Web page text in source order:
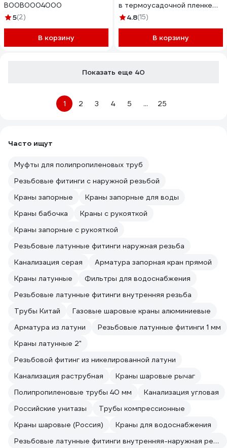
В00В0004000
5(2)
В корзину
в термоусадочной пленке
T828-22-MR
4.8(15)
В корзину
Показать еще 40
1 2 3 4 5 ... 25
Часто ищут
Муфты для полипропиленовых труб
Резьбовые фитинги с наружной резьбой
Краны запорные
Краны запорные для воды
Краны бабочка
Краны с рукояткой
Краны запорные с рукояткой
Резьбовые латунные фитинги наружная резьба
Канализация серая
Арматура запорная кран прямой
Краны латунные
Фильтры для водоснабжения
Резьбовые латунные фитинги внутренняя резьба
Трубы Китай
Газовые шаровые краны алюминиевые
Арматура из латуни
Резьбовые латунные фитинги 1 мм
Краны латунные 2"
Резьбовой фитинг из никелированной латуни
Канализация раструбная
Краны шаровые рычаг
Полипропиленовые трубы 40 мм
Канализация угловая
Российские унитазы
Трубы компрессионные
Краны шаровые (Россия)
Краны для водоснабжения
Резьбовые латунные фитинги внутренняя-наружная резьба